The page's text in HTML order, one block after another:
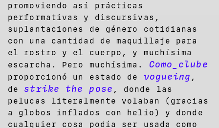
promoviendo así prácticas
performativas y discursivas,
suplantaciones de género cotidianas
con una cantidad de maquillaje para
el rostro y el cuerpo, y muchísima
escarcha. Pero muchísima. Como_clube
proporcionó un estado de vogueing ,
de strike the pose , donde las
pelucas literalmente volaban (gracias
a globos inflados con helio) y donde
cualquier cosa podía ser usada como